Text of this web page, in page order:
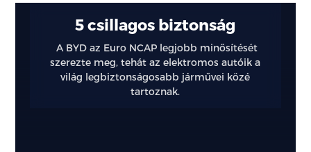
Kényelem
biztonság
5 csillagos biztonság
A BYD az Euro NCAP legjobb minősítését
szerezte meg, tehát az elektromos autóik a
világ legbiztonságosabb járművei közé
tartoznak.